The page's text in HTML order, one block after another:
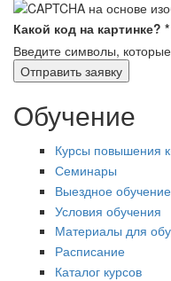
Какой код на картинке? *
Введите символы,
Обучение
Курсы повышения
Семинары
Выездное обучение
Условия обучения
Материалы для
Расписание
Каталог курсов